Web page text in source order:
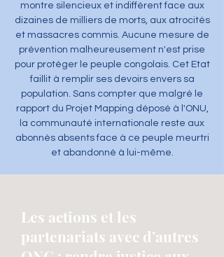
montre silencieux et indifférent face aux
dizaines de milliers de morts, aux atrocités
et massacres commis. Aucune mesure de
prévention malheureusement n'est prise
pour protéger le peuple congolais. Cet Etat
faillit à remplir ses devoirs envers sa
population. Sans compter que malgré le
rapport du Projet Mapping déposé à l'ONU,
la communauté internationale reste aux
abonnés absents face à ce peuple meurtri
et abandonné à lui-même.
Les actions et les
partenariats avec d’autres